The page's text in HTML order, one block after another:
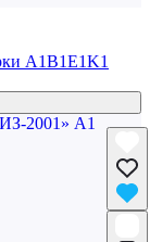
A1B1E1K1